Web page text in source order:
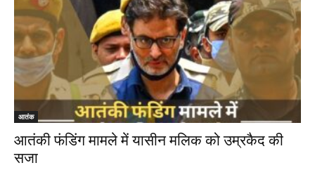
आतंक
आतंकी फंडिंग मामले में यासीन मलिक को उम्रकैद की
सजा